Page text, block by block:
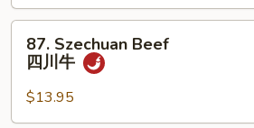
干
Szechuan
Beef
川
87. Szechuan Beef
四川牛
$13.95